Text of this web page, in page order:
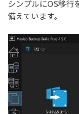
シンプルにOS移行
備えています。